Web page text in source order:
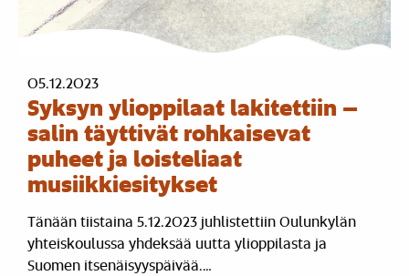
05.12.2023
Syksyn ylioppilaat lakitettiin –
salin täyttivät rohkaisevat
puheet ja loisteliaat
musiikkiesitykset
Tänään tiistaina 5.12.2023 juhlistettiin Oulunkylän
yhteiskoulussa yhdeksää uutta ylioppilasta ja
Suomen itsenäisyyspäivää.…